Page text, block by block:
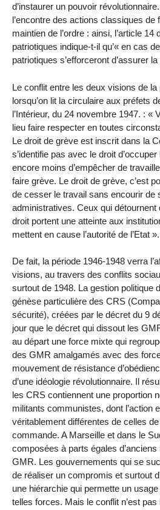
d’instaurer un pouvoir
l’encontre des actions classiques
maintien de l’ordre : ainsi, l’article
patriotiques indique-t-il qu’« en cas
patriotiques s’efforceront d’assurer
Le conflit entre les deux visions de
lorsqu’on lit la circulaire aux préfets
l’Intérieur, du 24 novembre 1947. : «
lieu faire respecter en toutes
Le droit de grève est inscrit dans la
s’identifie pas avec le droit
encore moins d’empêcher de
faire grève. Le droit de grève, c’est
de cesser le travail sans encourir de
administratives. Ceux qui
droit portent une atteinte aux
mettent en cause l’autorité de l’Etat ».
De fait, la période 1946-1948 verra
visions, au travers des conflits
surtout de 1948. La gestion politique
génèse particulière des CRS
sécurité), créées par le décret du 9
jour que le décret qui dissout les
au départ une force mixte qui
des GMR amalgamés avec des
mouvement de résistance
d’une idéologie révolutionnaire. Il
les CRS contiennent une proportion
militants communistes, dont l’action
véritablement différentes de celles
commande. A Marseille et dans le
composées à parts égales d’anciens
GMR. Les gouvernements qui se
de réaliser un compromis et surtout
une hiérarchie qui permette un
telles forces. Mais le conflit n’est